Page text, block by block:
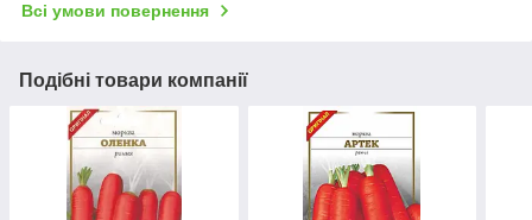
Всі умови повернення
Подібні товари компанії